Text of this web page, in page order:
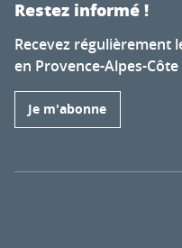
Restez informé !
Recevez régulièrement
en Provence-Alpes-
Je m'abonne